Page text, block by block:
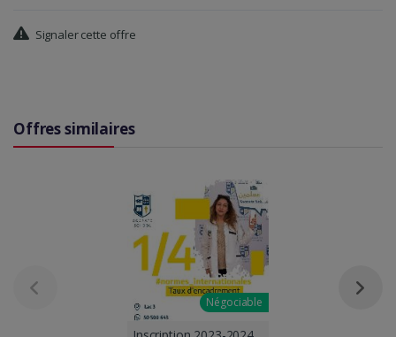
Signaler cette offre
Offres similaires
Négociable